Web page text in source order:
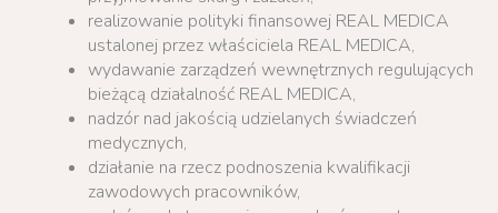
realizowanie polityki finansowej REAL MEDICA
ustalonej przez właściciela REAL MEDICA,
wydawanie zarządzeń wewnętrznych regulujących
bieżącą działalność REAL MEDICA,
nadzór nad jakością udzielanych świadczeń
medycznych,
działanie na rzecz podnoszenia kwalifikacji
zawodowych pracowników,